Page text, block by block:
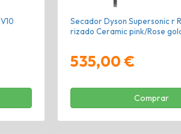
Secador Dyson Supersonic r
rizado Ceramic pink/Rose
535,00 €
Comprar